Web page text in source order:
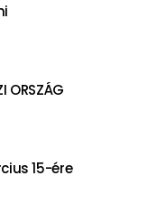
ORSZÁG
15-ére